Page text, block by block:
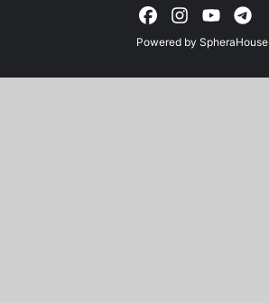
Powered by SpheraHouse